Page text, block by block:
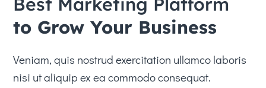
to Grow Your Business
Veniam, quis nostrud exercitation ullamco laboris
nisi ut aliquip ex ea commodo consequat.